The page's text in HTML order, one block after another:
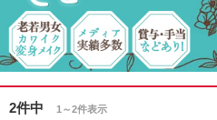
2件中 1～2件表示